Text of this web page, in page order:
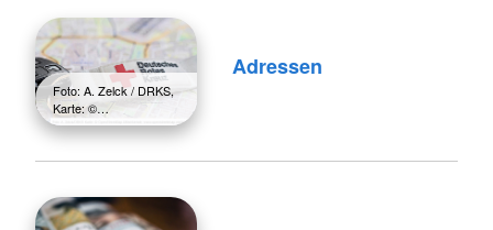
Foto: A. Zelck / DRKS,
Karte: ©…
Adressen